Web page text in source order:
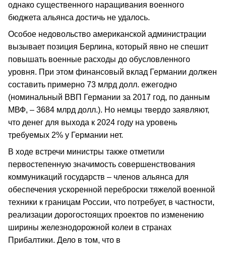
однако существенного наращивания военного
бюджета альянса достичь не удалось.
Особое недовольство американской администрации
вызывает позиция Берлина, который явно не спешит
повышать военные расходы до обусловленного
уровня. При этом финансовый вклад Германии должен
составить примерно 73 млрд долл. ежегодно
(номинальный ВВП Германии за 2017 год, по данным
МВФ, – 3684 млрд долл.). Но немцы твердо заявляют,
что денег для выхода к 2024 году на уровень
требуемых 2% у Германии нет.
В ходе встречи министры также отметили
первостепенную значимость совершенствования
коммуникаций государств – членов альянса для
обеспечения ускоренной переброски тяжелой военной
техники к границам России, что потребует, в частности,
реализации дорогостоящих проектов по изменению
ширины железнодорожной колеи в странах
Прибалтики. Дело в том, что в